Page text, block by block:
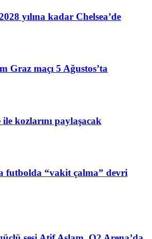
yılına kadar Chelsea’de
Graz maçı 5 Ağustos’ta
kozlarını paylaşacak
futbolda “vakit çalma” devri